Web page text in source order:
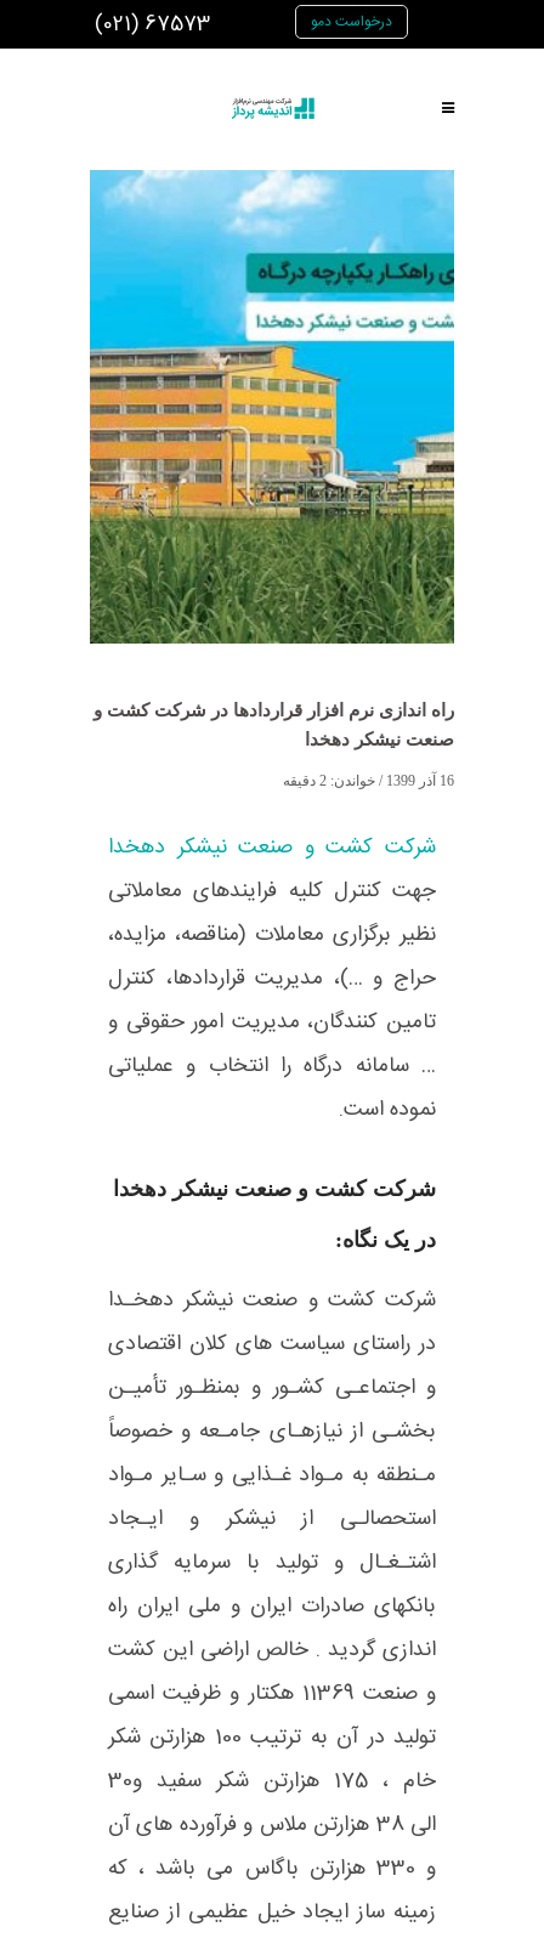
درخواست دمو (021) 67573
راه اندازی نرم افزار قراردادها در شرکت کشت و
صنعت نیشکر دهخدا
16 آذر 1399 / خواندن: 2 دقیقه
شرکت کشت و صنعت نیشکر دهخدا
جهت کنترل کلیه فرایندهای معاملاتی
نظیر برگزاری معاملات (مناقصه، مزایده،
حراج و …)، مدیریت قراردادها، کنترل
تامین کنندگان، مدیریت امور حقوقی و
… سامانه درگاه را انتخاب و عملیاتی
نموده است.
شرکت کشت و صنعت نیشکر دهخدا
در یک نگاه:
شرکت کشت و صنعت نیشکر دهخـدا
در راستای سیاست های کلان اقتصادی
و اجتماعـی کشـور و بمنظـور تأمیـن
بخشـی از نیازهـای جامـعه و خصوصاً
مـنطقه به مـواد غـذایی و سـایر مـواد
استحصالـی از نیشکر و ایـجاد
اشتـغـال و تولید با سرمایه گذاری
بانکهای صادرات ایران و ملی ایران راه
اندازی گردید . خالص اراضی این کشت
و صنعت 11369 هکتار و ظرفیت اسمی
تولید در آن به ترتیب 100 هزارتن شکر
خام ، 175
هزارتن شکر سفید و30
الی38 هزارتن ملاس و فرآورده های آن
و 330 هزارتن باگاس می باشد ، که
زمینه ساز ایجاد خیل عظیمی از صنایع